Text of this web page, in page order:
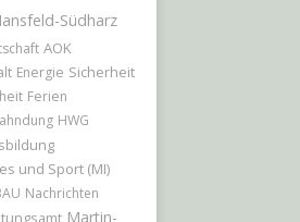
Südharz
AOK
Energie Sicherheit
Ferien
HWG
und Sport (MI)
Nachrichten
Martin-